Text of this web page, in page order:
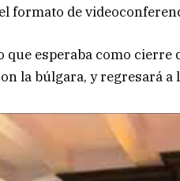
formato de
esperaba como cierre
la búlgara, y regresará a